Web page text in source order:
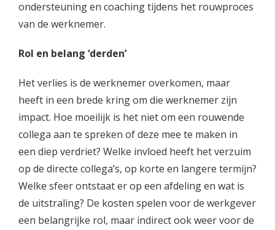
ondersteuning en coaching tijdens het rouwproces
van de werknemer.
Rol en belang ‘derden’
Het verlies is de werknemer overkomen, maar
heeft in een brede kring om die werknemer zijn
impact. Hoe moeilijk is het niet om een rouwende
collega aan te spreken of deze mee te maken in
een diep verdriet? Welke invloed heeft het verzuim
op de directe collega’s, op korte en langere termijn?
Welke sfeer ontstaat er op een afdeling en wat is
de uitstraling? De kosten spelen voor de werkgever
een belangrijke rol, maar indirect ook weer voor de